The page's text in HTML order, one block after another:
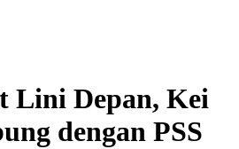
Lini Depan, Kei
dengan PSS